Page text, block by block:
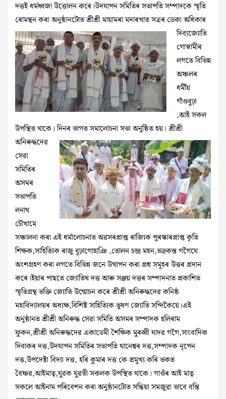
দত্তই ধৰ্মধ্বজা উত্তোলন কৰে।উদযাপন সমিতিৰ সভাপতি সম্পাদকে স্মৃতি
ৰোমন্থন কৰা অনুষ্ঠানটোতশ্ৰীশ্ৰী মায়ামৰা মদাৰখাত সত্ৰৰ ডেকা অধিকাৰ
দিব্যজ্যোতি
গোস্বামীৰ
লগতে বিভিন্ন
অঞ্চলৰ
ধৰ্মীয়
গাঁওবুঢ়া
,আই সকল
উপস্থিত থাকে। দিনৰ ভাগত সমালোচনা সভা অনুষ্ঠিত হয়।শ্ৰীশ্ৰী
অনিৰুদ্ধদেৱ
সেৱা
সমিতিৰ
অসমৰ
সভাপতি
লনাথ
চৌখামে
সঞ্চালনা কৰা এই ধৰ্মালোচনাত অৱসৰপ্ৰাপ্ত ৰাজ্যিক পুৰস্কাৰপ্ৰাপ্ত কৃতি
শিক্ষক,সাহিত্যিক ৰাজু বুঢ়াগোহাঞি ,তোলন চন্দ্ৰ মহন,ভদ্ৰকন্ত গগৈযে
অংশগ্ৰহণ কৰা লগতে বিভিন্ন জনে উত্থাপন কৰা প্ৰশ্ন সমূহৰ উত্তৰ প্ৰদান
কৰে।ইয়াৰ পাছতে জ্যোতিষ দত্ত আৰু সঞ্জয় দত্তৰ সম্পাদনাত প্ৰকাশিত
স্মৃতিগ্ৰন্থ ভক্তি জ্যোতি উন্মোচন কৰে শ্ৰীশ্ৰী অনিৰুদ্ধদেৱ কনিষ্ঠ
মহাবিদ্যালয়ৰ অধ্যক্ষ,বিশিষ্ট সাহিত্যিক ভূষণ জ্যোতি সন্দিকৈয়ে।এই
অনুষ্ঠানত শ্ৰীশ্ৰী অনিৰুদ্ধ সেৱা সমিতি অসমৰ সম্পাদক হলিৰাম
ফুকন,শ্ৰীশ্ৰী অনিৰুদ্ধদেৱ একাডেমী শৈক্ষিক মুৰব্বী যাদৱ গগৈ,সাংবাদিক
দিবাকৰ দত্ত,উদযাপন সমিতিৰ সভাপতি থানেশ্বৰ দত্ত,সম্পাদক নৃপেন
দত্ত,উপদেষ্টা বিদ্যা দত্ত, হৰি কুমাৰ দত্ত কে প্ৰমুখ্য কৰি ভকত
বৈষ্ণৱ,আইমাতৃ,যুৱক যুৱতী সকলক উপস্থিত থাকে। গাওঁৰ আই মাতৃ
সকলে আইনাম পৰিবেশন কৰা অনুষ্ঠানটোত সন্ধিয়া সমজুৱা ভাবে বন্তি